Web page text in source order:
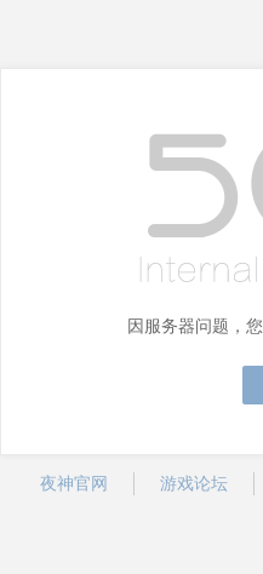
因服务器问题，
夜神官网 游戏论坛